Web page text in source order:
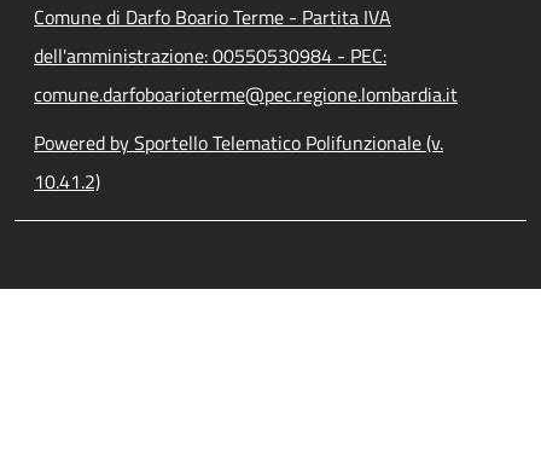
Comune di Darfo Boario Terme - Partita IVA
dell'amministrazione: 00550530984 - PEC:
comune.darfoboarioterme@pec.regione.lombardia.it
Powered by Sportello Telematico Polifunzionale (v.
10.41.2)